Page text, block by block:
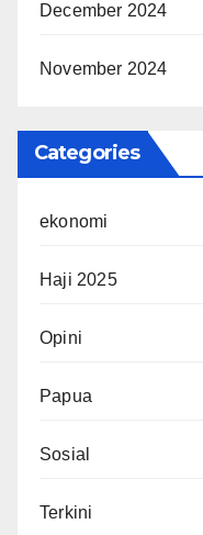
December 2024
November 2024
Categories
ekonomi
Haji 2025
Opini
Papua
Sosial
Terkini